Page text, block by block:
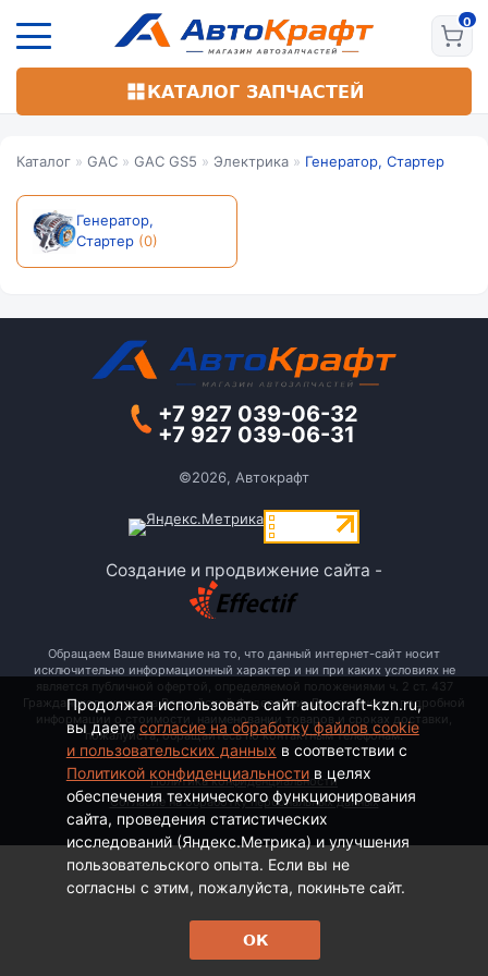
основному
КАТАЛОГ ЗАПЧАСТЕЙ
Каталог » GAC » GAC GS5 » Электрика » Генератор, Стартер
Генератор,
Стартер (0)
+7 927 039-06-32
+7 927 039-06-31
©2026, Автокрафт
Создание и продвижение сайта -
Обращаем Ваше внимание на то, что данный интернет-сайт носит
исключительно информационный характер и ни при каких условиях не
является публичной офертой, определяемой положениями ч. 2 ст. 437
Гражданского кодекса Российской Федерации. Для получения подробной
информации о стоимости, наименовании товаров и сроках доставки,
пожалуйста, обращайтесь по контактным телефонам.
Политика конфиденциальности
Согласие на обработку персональных данных
Продолжая использовать сайт autocraft-kzn.ru,
вы даете согласие на обработку файлов cookie
и пользовательских данных в соответствии с
Политикой конфиденциальностив целях
обеспечения технического функционирования
сайта, проведения статистических
исследований (Яндекс.Метрика) и улучшения
пользовательского опыта. Если вы не
согласны с этим, пожалуйста, покиньте сайт.
ОК